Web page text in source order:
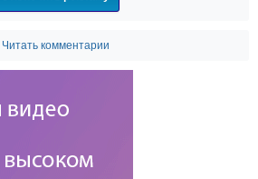
Читать комментарии